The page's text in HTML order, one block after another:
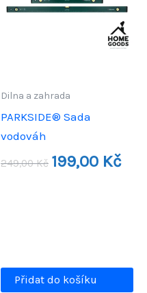
Dilna a zahrada
PARKSIDE® Sada
vodováh
249,00Kč
Původní
cena
199,00 Kč
Přidat do košíku